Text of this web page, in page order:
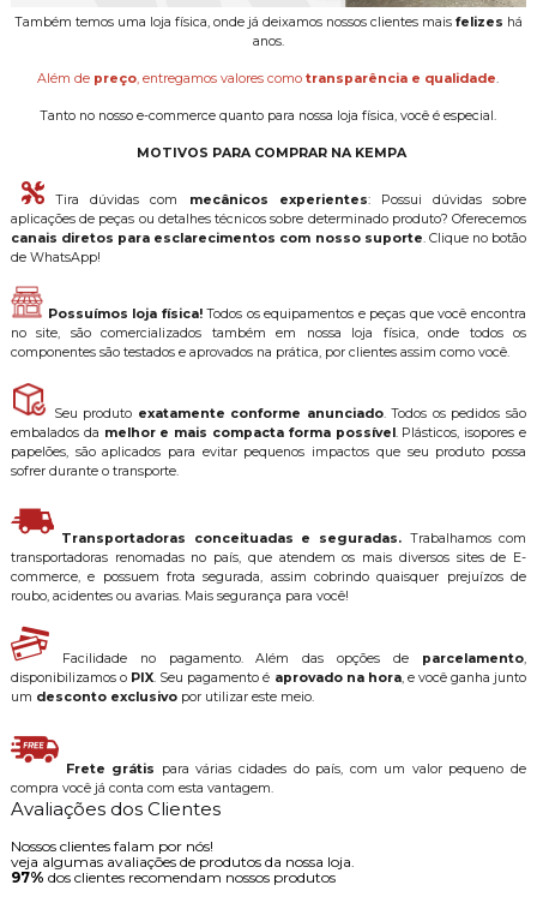
Também temos uma loja física, onde já deixamos nossos clientes mais felizes há
anos.
Além de preço, entregamos valores comotransparência e qualidade.
Tanto no nosso e-commerce quanto para nossa loja física, você é especial.
MOTIVOS PARA COMPRAR NA KEMPA
Tira dúvidas com mecânicos experientes: Possui dúvidas sobre
aplicações de peças ou detalhes técnicos sobre determinado produto? Oferecemos
canais diretos para esclarecimentos com nosso suporte. Clique no botão
de WhatsApp!
Possuímos loja física!Todos os equipamentos e peças que você encontra
no site, são comercializados também em nossa loja física, onde todos os
componentes são testados e aprovados na prática, por clientes assim como você.
Seu produto exatamente conforme anunciado. Todos os pedidos são
embalados da melhor e mais compacta forma possível . Plásticos, isopores e
papelões, são aplicados para evitar pequenos impactos que seu produto possa
sofrer durante o transporte.
Transportadoras conceituadas e seguradas. Trabalhamos com
transportadoras renomadas no país, que atendem os mais diversos sites de E-
commerce, e possuem frota segurada, assim cobrindo quaisquer prejuízos de
roubo, acidentes ou avarias. Mais segurança para você!
Facilidade no pagamento. Além das opções de parcelamento,
disponibilizamos o PIX. Seu pagamento é aprovado na hora, e você ganha junto
um desconto exclusivopor utilizar este meio.
Frete grátis para várias cidades do país, com um valor pequeno de
compra você já conta com esta vantagem.
Avaliações dos Clientes
Nossos clientes falam por nós!
veja algumas avaliações de produtos da nossa loja.
97% dos clientes recomendam nossos produtos